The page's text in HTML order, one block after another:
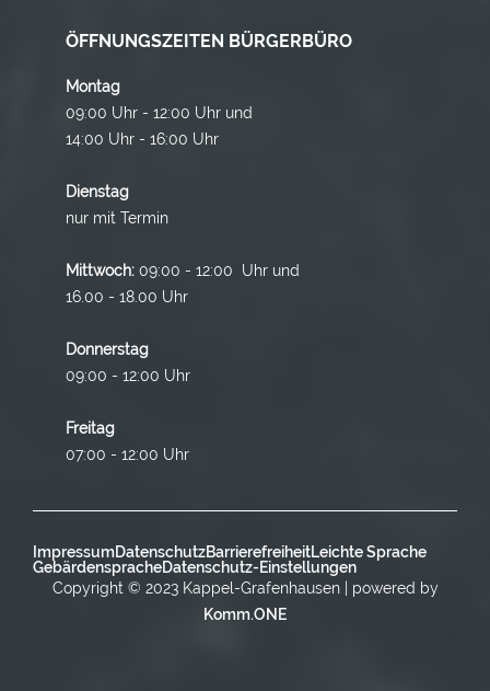
ÖFFNUNGSZEITEN BÜRGERBÜRO
Montag
09:00 Uhr - 12:00 Uhr und
14:00 Uhr - 16:00 Uhr
Dienstag
nur mit Termin
Mittwoch: 09:00 - 12:00 Uhr und
16.00 - 18.00 Uhr
Donnerstag
09:00 - 12:00 Uhr
Freitag
07:00 - 12:00 Uhr
ImpressumDatenschutzBarrierefreiheitLeichte Sprache
GebärdenspracheDatenschutz-Einstellungen
Copyright © 2023 Kappel-Grafenhausen | powered by
Komm.ONE